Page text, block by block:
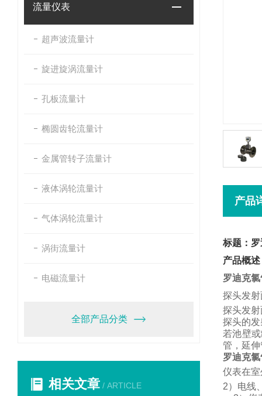
流量仪表
超声波流量计
旋进旋涡流量计
孔板流量计
椭圆齿轮流量计
金属管转子流量计
液体涡轮流量计
气体涡轮流量计
涡街流量计
电磁流量计
全部产品分类
相关文章 / ARTICLE
产品
标题：
产品概述
罗迪克
探头发
探头发
探头的
若池壁
管， 延
罗迪克
仪表在
2）电线